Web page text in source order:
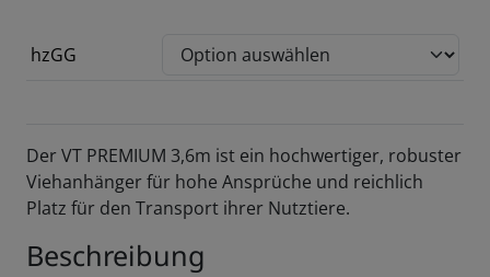
hzGG
Der VT PREMIUM 3,6m ist ein hochwertiger, robuster
Viehanhänger für hohe Ansprüche und reichlich
Platz für den Transport ihrer Nutztiere.
Beschreibung